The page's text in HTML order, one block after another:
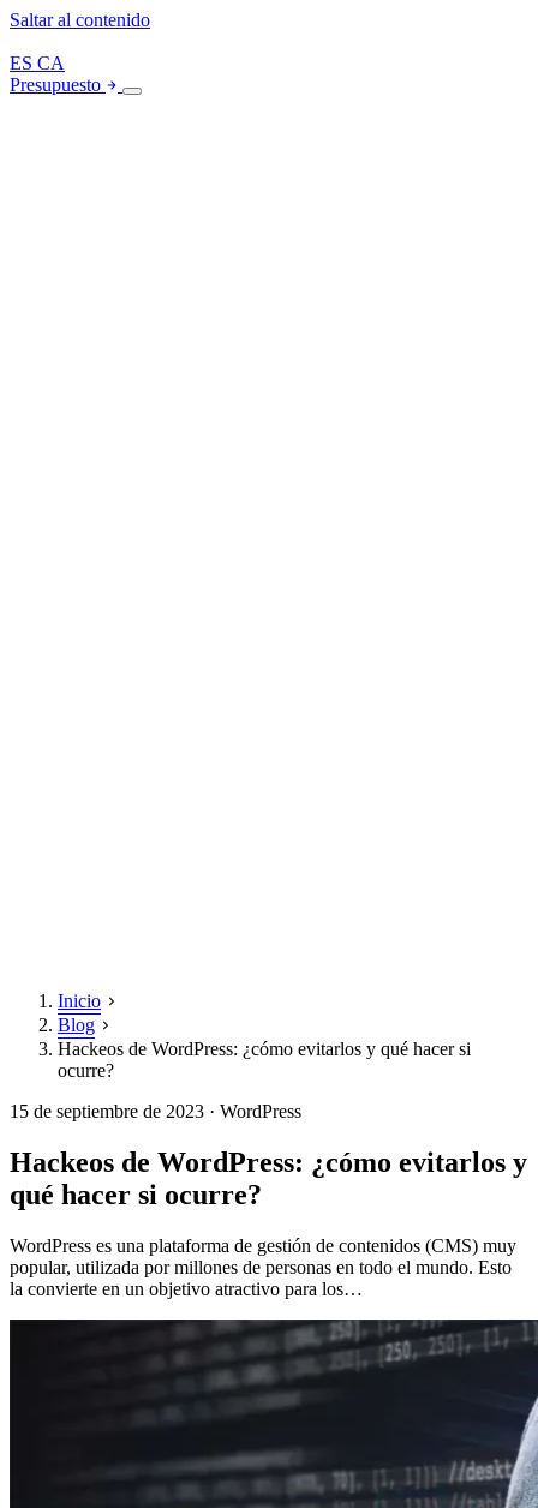
Saltar al contenido
ES CA
Presupuesto
Inicio
Blog
Hackeos de WordPress: ¿cómo evitarlos y qué hacer si
ocurre?
15 de septiembre de 2023 · WordPress
Hackeos de WordPress: ¿cómo evitarlos y
qué hacer si ocurre?
WordPress es una plataforma de gestión de contenidos (CMS) muy
popular, utilizada por millones de personas en todo el mundo. Esto
la convierte en un objetivo atractivo para los…